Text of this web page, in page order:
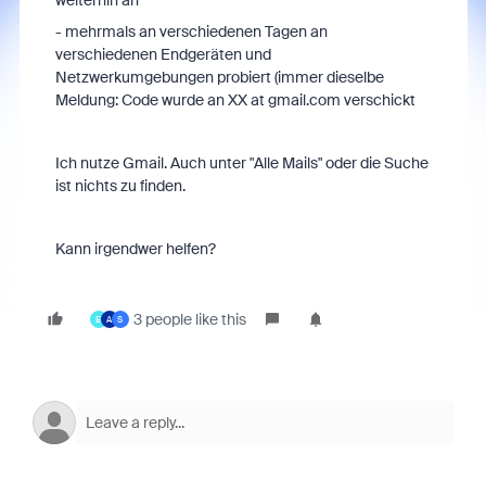
- mehrmals an verschiedenen Tagen an
verschiedenen Endgeräten und
Netzwerkumgebungen probiert (immer dieselbe
Meldung: Code wurde an XX at gmail.com verschickt
Ich nutze Gmail. Auch unter "Alle Mails" oder die Suche
ist nichts zu finden.
Kann irgendwer helfen?
E A S 3 people like this